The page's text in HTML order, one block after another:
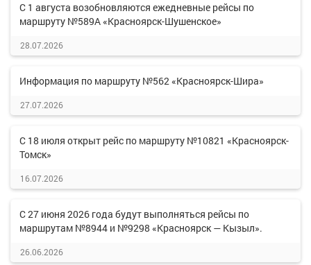
С 1 августа возобновляются ежедневные рейсы по
маршруту №589А «Красноярск-Шушенское»
28.07.2026
Информация по маршруту №562 «Красноярск-Шира»
27.07.2026
С 18 июля открыт рейс по маршруту №10821 «Красноярск-
Томск»
16.07.2026
С 27 июня 2026 года будут выполняться рейсы по
маршрутам №8944 и №9298 «Красноярск — Кызыл».
26.06.2026